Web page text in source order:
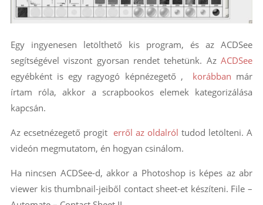
Egy ingyenesen letölthető kis program, és az ACDSee
segítségével viszont gyorsan rendet tehetünk. AzACDSee
egyébként is egy ragyogó képnézegető , korábban már
írtam róla, akkor a scrapbookos elemek kategorizálása
kapcsán.
Az ecsetnézegető progit erről az oldalról tudod letölteni. A
videón megmutatom, én hogyan csinálom.
Ha nincsen ACDSee-d, akkor a Photoshop is képes az abr
viewer kis thumbnail-jeiből contact sheet-et készíteni. File –